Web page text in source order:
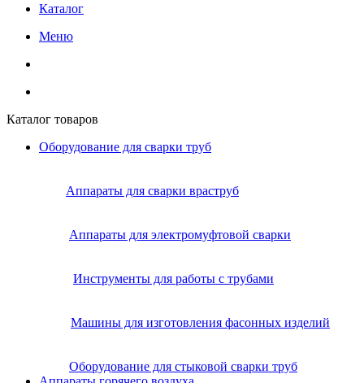
Каталог
Меню
Каталог товаров
Оборудование для сварки труб
Аппараты для сварки враструб
Аппараты для электромуфтовой сварки
Инструменты для работы с трубами
Машины для изготовления фасонных изделий
Оборудование для стыковой сварки труб